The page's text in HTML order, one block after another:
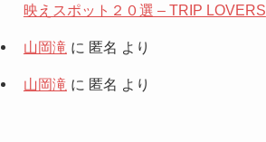
映えスポット２０選 – TRIP LOVERS
山岡滝 に 匿名 より
山岡滝 に 匿名 より